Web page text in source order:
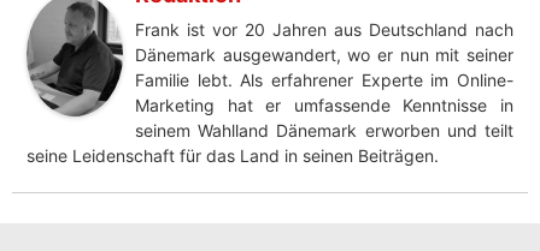
Frank ist vor 20 Jahren aus Deutschland nach
Dänemark ausgewandert, wo er nun mit seiner
Familie lebt. Als erfahrener Experte im Online-
Marketing hat er umfassende Kenntnisse in
seinem Wahlland Dänemark erworben und teilt
seine Leidenschaft für das Land in seinen Beiträgen.